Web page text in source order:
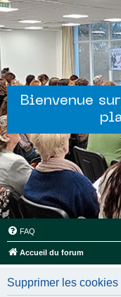
Bienvenue
FAQ
Accueil du forum
Supprimer les cookies